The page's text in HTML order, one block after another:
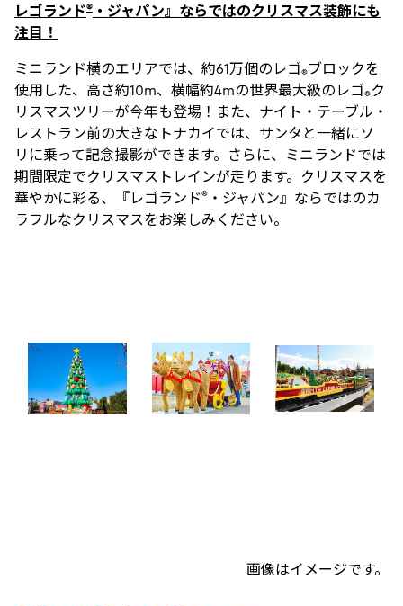
レゴランド® ・ジャパン』ならではのクリスマス装飾にも
注目！
ミニランド横のエリアでは、約61万個のレゴ®ブロックを
使用した、高さ約10m、横幅約4mの世界最大級のレゴ®ク
リスマスツリーが今年も登場！また、ナイト・テーブル・
レストラン前の大きなトナカイでは、サンタと一緒にソ
リに乗って記念撮影ができます。さらに、ミニランドでは
期間限定でクリスマストレインが走ります。クリスマスを
華やかに彩る、『レゴランド® ・ジャパン』ならではのカ
ラフルなクリスマスをお楽しみください。
画像はイメージです。